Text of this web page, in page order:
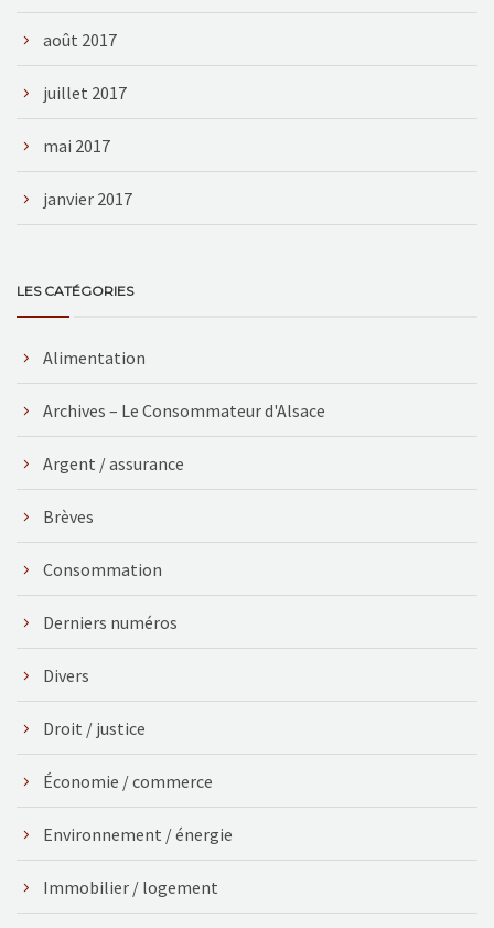
août 2017
juillet 2017
mai 2017
janvier 2017
LES CATÉGORIES
Alimentation
Archives – Le Consommateur d'Alsace
Argent / assurance
Brèves
Consommation
Derniers numéros
Divers
Droit / justice
Économie / commerce
Environnement / énergie
Immobilier / logement